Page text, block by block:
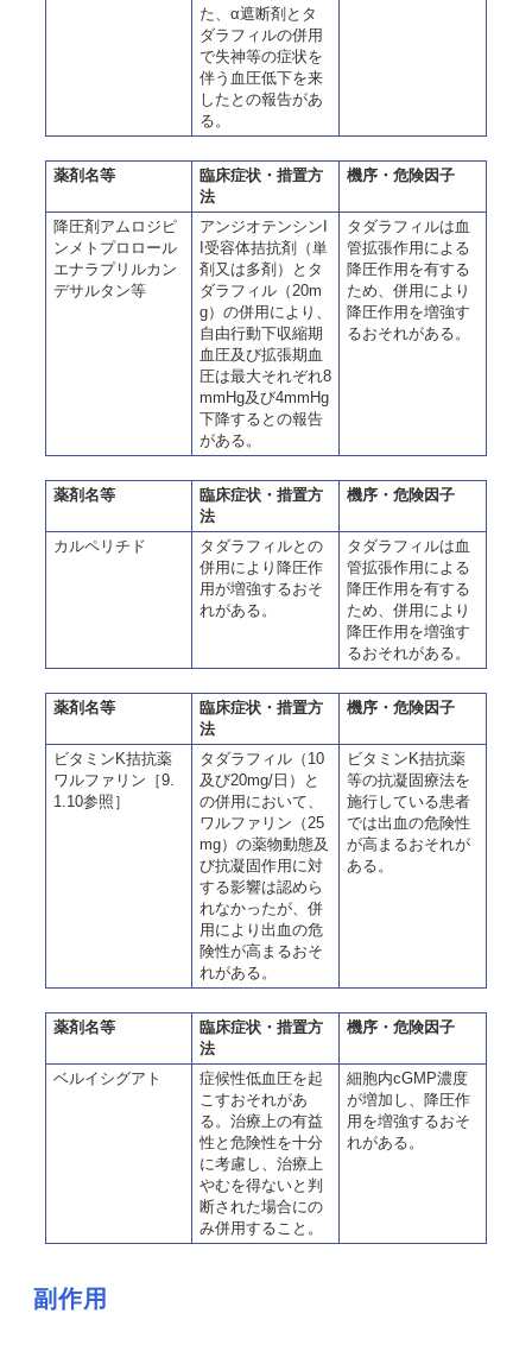
た、α遮断剤とタ
ダラフィルの併用
で失神等の症状を
伴う血圧低下を来
したとの報告があ
る。
薬剤名等
臨床症状・措置方
法
機序・危険因子
降圧剤アムロジピ
ンメトプロロール
エナラプリルカン
デサルタン等
アンジオテンシンI
I受容体拮抗剤（単
剤又は多剤）とタ
ダラフィル（20m
g）の併用により、
自由行動下収縮期
血圧及び拡張期血
圧は最大それぞれ8
mmHg及び4mmHg
下降するとの報告
がある。
タダラフィルは血
管拡張作用による
降圧作用を有する
ため、併用により
降圧作用を増強す
るおそれがある。
薬剤名等
臨床症状・措置方
法
機序・危険因子
カルペリチド
タダラフィルとの
併用により降圧作
用が増強するおそ
れがある。
タダラフィルは血
管拡張作用による
降圧作用を有する
ため、併用により
降圧作用を増強す
るおそれがある。
薬剤名等
臨床症状・措置方
法
機序・危険因子
ビタミンK拮抗薬
ワルファリン［9.
1.10参照］
タダラフィル（10
及び20mg/日）と
の併用において、
ワルファリン（25
mg）の薬物動態及
び抗凝固作用に対
する影響は認めら
れなかったが、併
用により出血の危
険性が高まるおそ
れがある。
ビタミンK拮抗薬
等の抗凝固療法を
施行している患者
では出血の危険性
が高まるおそれが
ある。
薬剤名等
臨床症状・措置方
法
機序・危険因子
ベルイシグアト
症候性低血圧を起
こすおそれがあ
る。治療上の有益
性と危険性を十分
に考慮し、治療上
やむを得ないと判
断された場合にの
み併用すること。
細胞内cGMP濃度
が増加し、降圧作
用を増強するおそ
れがある。
副作用